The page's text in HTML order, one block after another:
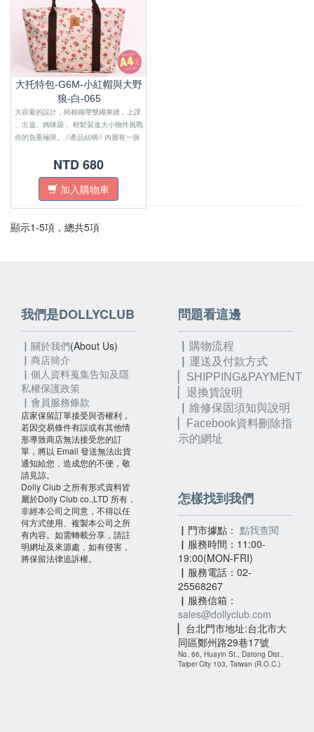
大托特包-G6M-小紅帽與大野
狼-白-065
大容量的設計，純棉織帶雙繩車縫，上課
、出遊、媽咪袋， 輕鬆裝進大小物件挑戰
你的負重極限。 //產品結構// 內層有一個
式口袋 肩帶為純棉織帶 面料材質為防水
布 ​拉鍊密合開口 可置放A4資料夾
NTD 680
加入購物車
顯示1-5項，總共5項
我們是DOLLYCLUB
▏關於我們(About Us)
▏ 商店簡介
▏個人資料蒐集告知及隱
私權保護政策
▏會員服務條款
店家保留訂單接受與否權利，
若因交易條件有誤或有其他情
形導致商店無法接受您的訂
單，將以 Email 發送無法出貨
通知給您，造成您的不便，敬
請見諒。
Dolly Club 之所有形式資料皆
屬於Dolly Club co.,LTD 所有，
非經本公司之同意，不得以任
何方式使用、複製本公司之所
有內容。如需轉載分享，請註
明網址及來源處，如有侵害，
將保留法律追訴權。
問題看這邊
▏購物流程
▏運送及付款方式
▏SHIPPING&PAYMENT
▏退換貨說明
▏維修保固須知與說明
Facebook資料刪除指
示的網址
怎樣找到我們
▏門市據點： 點我查閱
▏服務時間：11:00-
19:00(MON-FRI)
▏服務電話：02-
25568267
▏服務信箱：
sales@dollyclub.com
▏台北門市地址:台北市大
同區鄭州路29巷17號
No. 66, Huayin St., Datong Dist.,
Taipei City 103, Taiwan (R.O.C.)